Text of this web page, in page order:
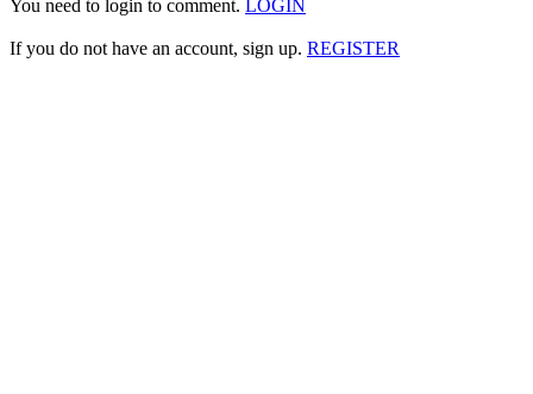
You need to login to comment. LOGIN
If you do not have an account, sign up. REGISTER